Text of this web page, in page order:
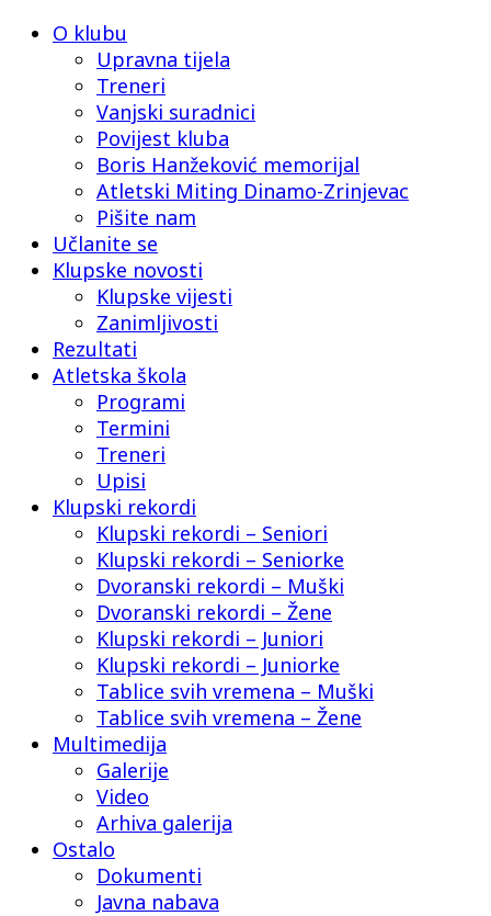
O klubu
Upravna tijela
Treneri
Vanjski suradnici
Povijest kluba
Boris Hanžeković memorijal
Atletski Miting Dinamo-Zrinjevac
Pišite nam
Učlanite se
Klupske novosti
Klupske vijesti
Zanimljivosti
Rezultati
Atletska škola
Programi
Termini
Treneri
Upisi
Klupski rekordi
Klupski rekordi – Seniori
Klupski rekordi – Seniorke
Dvoranski rekordi – Muški
Dvoranski rekordi – Žene
Klupski rekordi – Juniori
Klupski rekordi – Juniorke
Tablice svih vremena – Muški
Tablice svih vremena – Žene
Multimedija
Galerije
Video
Arhiva galerija
Ostalo
Dokumenti
Javna nabava